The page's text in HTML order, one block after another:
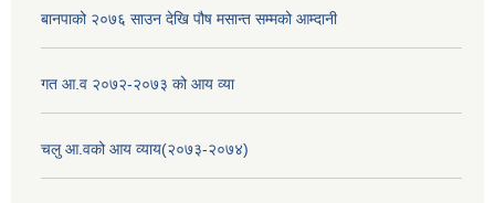
बानपाको २०७६ साउन देखि पौष मसान्त सम्मको आम्दानी
गत आ.व २०७२-२०७३ को आय व्या
चलु आ.वको आय व्याय(२०७३-२०७४)